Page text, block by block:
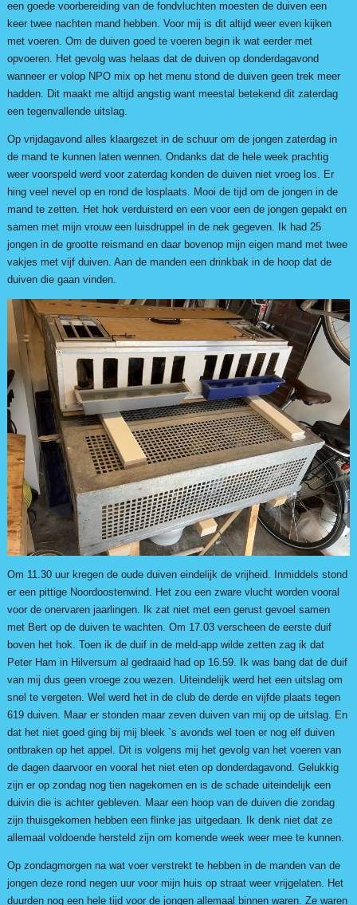
een goede voorbereiding van de fondvluchten moesten de duiven een
keer twee nachten mand hebben. Voor mij is dit altijd weer even kijken
met voeren. Om de duiven goed te voeren begin ik wat eerder met
opvoeren. Het gevolg was helaas dat de duiven op donderdagavond
wanneer er volop NPO mix op het menu stond de duiven geen trek meer
hadden. Dit maakt me altijd angstig want meestal betekend dit zaterdag
een tegenvallende uitslag.
Op vrijdagavond alles klaargezet in de schuur om de jongen zaterdag in
de mand te kunnen laten wennen. Ondanks dat de hele week prachtig
weer voorspeld werd voor zaterdag konden de duiven niet vroeg los. Er
hing veel nevel op en rond de losplaats. Mooi de tijd om de jongen in de
mand te zetten. Het hok verduisterd en een voor een de jongen gepakt en
samen met mijn vrouw een luisdruppel in de nek gegeven. Ik had 25
jongen in de grootte reismand en daar bovenop mijn eigen mand met twee
vakjes met vijf duiven. Aan de manden een drinkbak in de hoop dat de
duiven die gaan vinden.
Om 11.30 uur kregen de oude duiven eindelijk de vrijheid. Inmiddels stond
er een pittige Noordoostenwind. Het zou een zware vlucht worden vooral
voor de onervaren jaarlingen. Ik zat niet met een gerust gevoel samen
met Bert op de duiven te wachten. Om 17.03 verscheen de eerste duif
boven het hok. Toen ik de duif in de meld-app wilde zetten zag ik dat
Peter Ham in Hilversum al gedraaid had op 16.59. Ik was bang dat de duif
van mij dus geen vroege zou wezen. Uiteindelijk werd het een uitslag om
snel te vergeten. Wel werd het in de club de derde en vijfde plaats tegen
619 duiven. Maar er stonden maar zeven duiven van mij op de uitslag. En
dat het niet goed ging bij mij bleek `s avonds wel toen er nog elf duiven
ontbraken op het appel. Dit is volgens mij het gevolg van het voeren van
de dagen daarvoor en vooral het niet eten op donderdagavond. Gelukkig
zijn er op zondag nog tien nagekomen en is de schade uiteindelijk een
duivin die is achter gebleven. Maar een hoop van de duiven die zondag
zijn thuisgekomen hebben een flinke jas uitgedaan. Ik denk niet dat ze
allemaal voldoende hersteld zijn om komende week weer mee te kunnen.
Op zondagmorgen na wat voer verstrekt te hebben in de manden van de
jongen deze rond negen uur voor mijn huis op straat weer vrijgelaten. Het
duurden nog een hele tijd voor de jongen allemaal binnen waren. Ze waren